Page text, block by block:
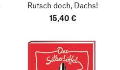
Rutsch doch, Dachs!
15,40 €